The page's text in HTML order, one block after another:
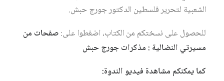
الشعبية لتحرير فلسطين الدكتور جورج حبش.
للحصول على نسختكم من الكتاب، اضغطوا على:صفحات من
مسيرتي النضالية : مذكرات جورج حبش
كما يمكنكم مشاهدة فيديو الندوة: